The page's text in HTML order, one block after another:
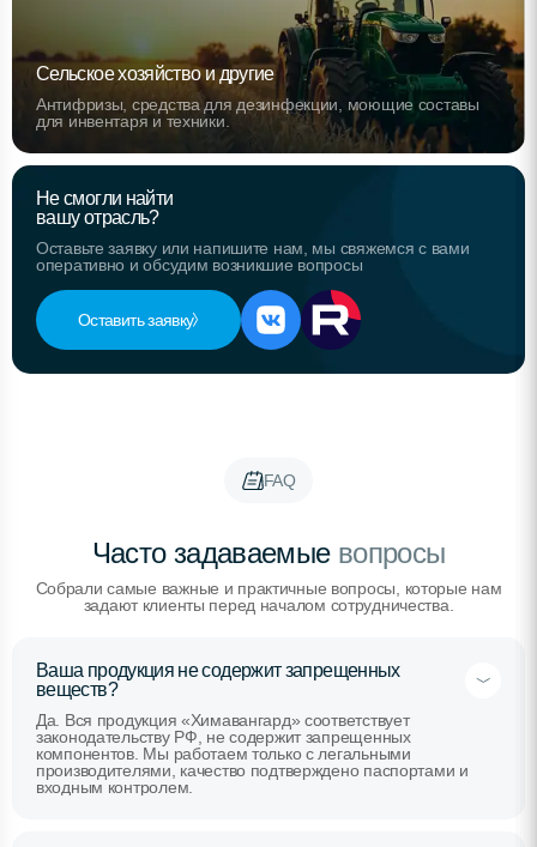
Сельское хозяйство и другие
Антифризы, средства для дезинфекции, моющие составы
для инвентаря и техники.
Не смогли найти
вашу отрасль?
Оставьте заявку или напишите нам, мы свяжемся с вами
оперативно и обсудим возникшие вопросы
Оставить заявку
FAQ
Часто задаваемыевопросы
Собрали самые важные и практичные вопросы, которые нам
задают клиенты перед началом сотрудничества.
Ваша продукция не содержит запрещенных
веществ?
Да. Вся продукция «Химавангард» соответствует
законодательству РФ, не содержит запрещенных
компонентов. Мы работаем только с легальными
производителями, качество подтверждено паспортами и
входным контролем.